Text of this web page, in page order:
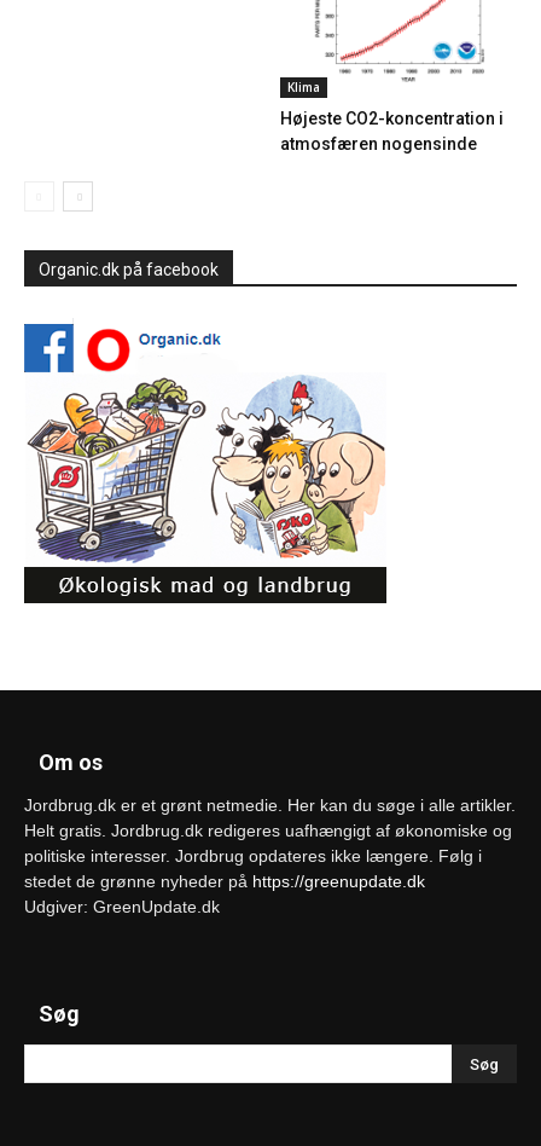
Klima
Højeste CO2-koncentration i
atmosfæren nogensinde
Organic.dk på facebook
Om os
Jordbrug.dk er et grønt netmedie. Her kan du søge i alle artikler.
Helt gratis. Jordbrug.dk redigeres uafhængigt af økonomiske og
politiske interesser. Jordbrug opdateres ikke længere. Følg i
stedet de grønne nyheder på https://greenupdate.dk
Udgiver: GreenUpdate.dk
Søg